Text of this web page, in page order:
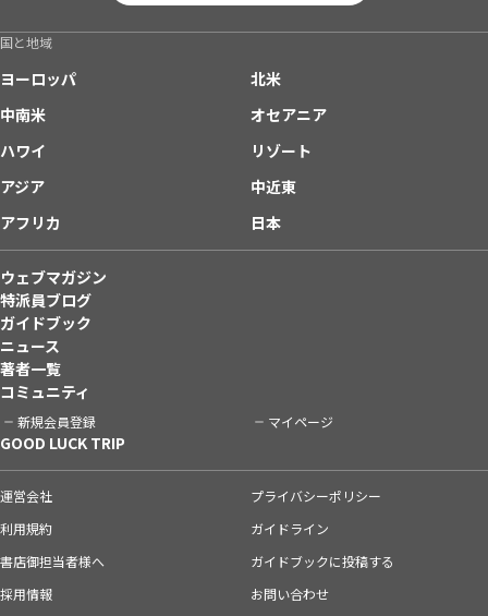
国と地域
ヨーロッパ
北米
中南米
オセアニア
ハワイ
リゾート
アジア
中近東
アフリカ
日本
ウェブマガジン
特派員ブログ
ガイドブック
ニュース
著者一覧
コミュニティ
新規会員登録 マイページ
GOOD LUCK TRIP
運営会社
プライバシーポリシー
利用規約
ガイドライン
書店御担当者様へ
ガイドブックに投稿する
採用情報
お問い合わせ